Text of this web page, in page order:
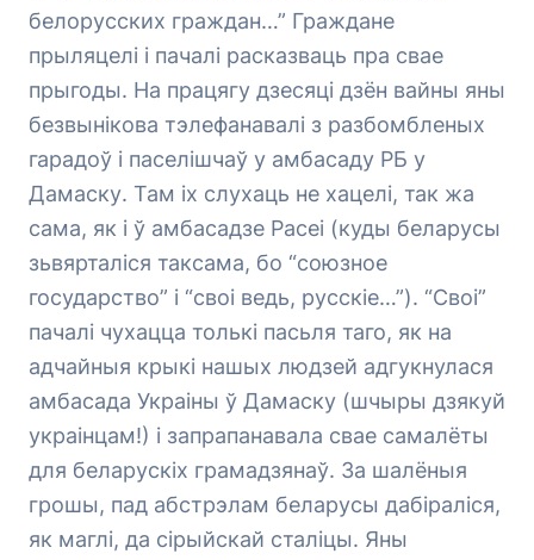
белорусских граждан…” Граждане
прыляцелі і пачалі расказваць пра свае
прыгоды. На працягу дзесяці дзён вайны яны
безвынікова тэлефанавалі з разбомбленых
гарадоў і паселішчаў у амбасаду РБ у
Дамаску. Там іх слухаць не хацелі, так жа
сама, як і ў амбасадзе Расеі (куды беларусы
зьвярталіся таксама, бо “союзное
государство” і “своі ведь, русскіе…”). “Своі”
пачалі чухацца толькі пасьля таго, як на
адчайныя крыкі нашых людзей адгукнулася
амбасада Украіны ў Дамаску (шчыры дзякуй
украінцам!) і запрапанавала свае самалёты
для беларускіх грамадзянаў. За шалёныя
грошы, пад абстрэлам беларусы дабіраліся,
як маглі, да сірыйскай сталіцы. Яны